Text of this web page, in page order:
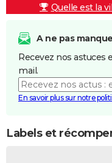
Quelle est la
A ne pas
Recevez nos
mail.
En savoir plus sur notre
Labels et